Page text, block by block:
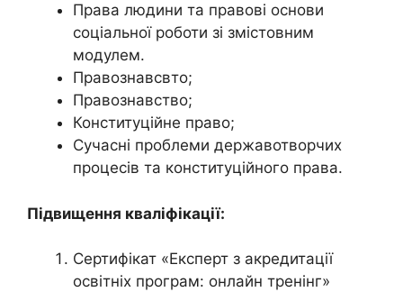
Права людини та правові основи
соціальної роботи зі змістовним
модулем.
Правознавсвто;
Правознавство;
Конституційне право;
Сучасні проблеми державотворчих
процесів та конституційного права.
Підвищення кваліфікації:
Сертифікат «Експерт з акредитації
освітніх програм: онлайн тренінг»